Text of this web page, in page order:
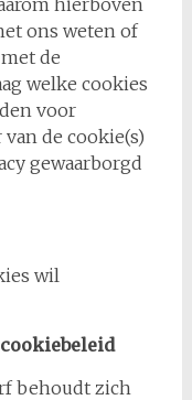
ons weten of
de
welke cookies
voor
de cookie(s)
gewaarborgd
wil
behoudt zich